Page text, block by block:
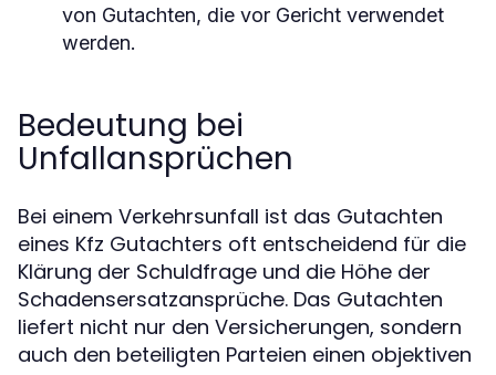
von Gutachten, die vor Gericht verwendet
werden.
Bedeutung bei
Unfallansprüchen
Bei einem Verkehrsunfall ist das Gutachten
eines Kfz Gutachters oft entscheidend für die
Klärung der Schuldfrage und die Höhe der
Schadensersatzansprüche. Das Gutachten
liefert nicht nur den Versicherungen, sondern
auch den beteiligten Parteien einen objektiven